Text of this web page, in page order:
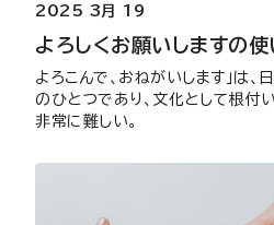
よろしくお願いしますの
2025 3月 19
よろこんで、おねがいします」は
のひとつであり、文化として根付
非常に難しい。